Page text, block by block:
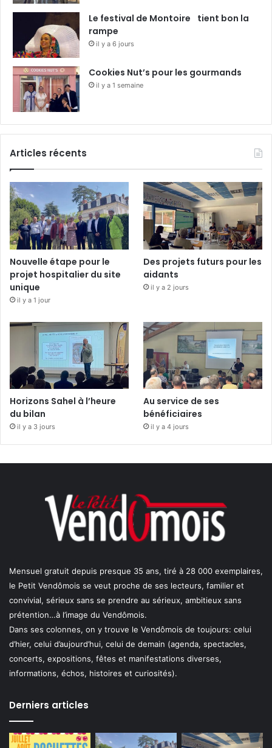
Le festival de Montoire tient bon la
rampe
il y a 6 jours
Cookies Nut’s pour les gourmands
il y a 1 semaine
Articles récents
Nouvelle étape pour le
projet hospitalier du site
unique
il y a 1 jour
Des projets futurs pour les
aidants
il y a 2 jours
Horizons Sahel à l’heure
du bilan
il y a 3 jours
Au service de ses
bénéficiaires
il y a 4 jours
Mensuel gratuit depuis presque 35 ans, tiré à 28 000 exemplaires,
le Petit Vendômois se veut proche de ses lecteurs, familier et
convivial, sérieux sans se prendre au sérieux, ambitieux sans
prétention…à l’image du Vendômois.
Dans ses colonnes, on y trouve le Vendômois de toujours: celui
d’hier, celui d’aujourd’hui, celui de demain (agenda, spectacles,
concerts, expositions, fêtes et manifestations diverses,
informations, échos, histoires et curiosités).
Derniers articles